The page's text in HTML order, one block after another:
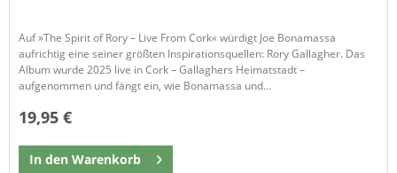
Auf »The Spirit of Rory – Live From Cork« würdigt Joe Bonamassa
aufrichtig eine seiner größten Inspirationsquellen: Rory Gallagher. Das
Album wurde 2025 live in Cork – Gallaghers Heimatstadt –
aufgenommen und fängt ein, wie Bonamassa und...
19,95 €
In den Warenkorb